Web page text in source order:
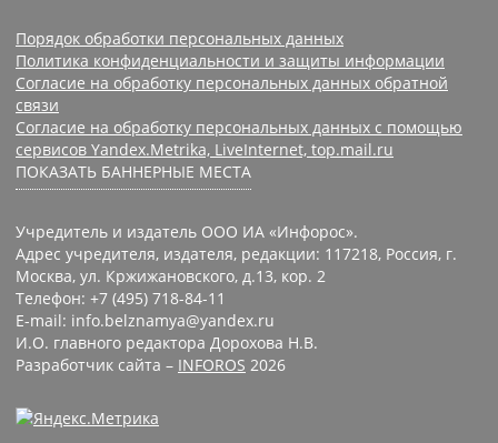
Порядок обработки персональных данных
Политика конфиденциальности и защиты информации
Согласие на обработку персональных данных обратной
связи
Согласие на обработку персональных данных с помощью
сервисов Yandex.Metrika, LiveInternet, top.mail.ru
ПОКАЗАТЬ БАННЕРНЫЕ МЕСТА
Учредитель и издатель ООО ИА «Инфорос».
Адрес учредителя, издателя, редакции: 117218, Россия, г.
Москва, ул. Кржижановского, д.13, кор. 2
Телефон: +7 (495) 718-84-11
E-mail: info.belznamya@yandex.ru
И.О. главного редактора Дорохова Н.В.
Разработчик сайта – INFOROS 2026